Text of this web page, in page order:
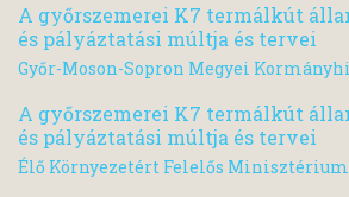
A győrszemerei K7 termálkút
és pályáztatási múltja és tervei
Győr-Moson-Sopron Megyei
A győrszemerei K7 termálkút
és pályáztatási múltja és tervei
Élő Környezetért Felelős Minisztérium